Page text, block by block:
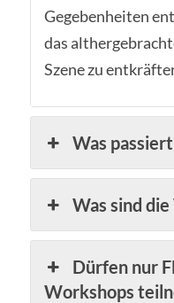
Gegebenheiten
das
Szene zu
Was
Was sind
Dürfen nur
Workshops